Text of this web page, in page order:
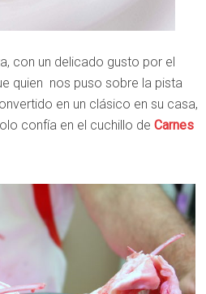
con un delicado gusto por el
quien nos puso sobre la pista
en un clásico en su casa,
confía en el cuchillo de Carnes